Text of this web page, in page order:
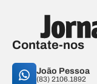
Contate-nos
João Pessoa
(83) 2106.1892